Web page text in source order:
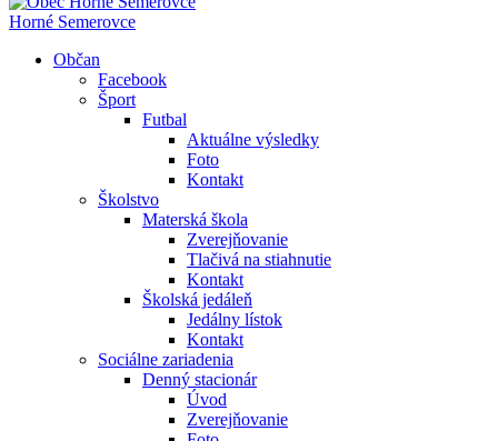
Horné Semerovce
Občan
Facebook
Šport
Futbal
Aktuálne výsledky
Foto
Kontakt
Školstvo
Materská škola
Zverejňovanie
Tlačivá na stiahnutie
Kontakt
Školská jedáleň
Jedálny lístok
Kontakt
Sociálne zariadenia
Denný stacionár
Úvod
Zverejňovanie